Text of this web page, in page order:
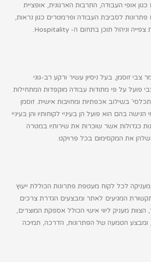
אופי העבודה, התרבות הארגונית, אופציית
לסביבת העבודה ופרמטרים כגון נראות,
וניהול תוכן בתחום ה-Hospitality
.
זוסמן, בעל ניסיון עשיר ורקע רב-גוני
פועל על פי מתודות עבודה מוקפדות המתחילות
בשילוב אכפתיות ומחויבות אישית. זוסמן
בהם הוא פועל הן בעיניי לקוחותיו והן בעיניי
כגדולות אשר שוכרות את שירותיו במטרה
שלהן את המקסימום בכל פרויקט.
מעניקה לכל לקוח מעטפת פתרונות הכוללת ייעוץ
תקשורת המגיעים לאתר ומבצעים הגדרת צרכים
הצוות מעניק ליווי אישי הכולל אספקת המוצרים,
ומבצע הטמעה של הפתרונות, הדרכה, תמיכה